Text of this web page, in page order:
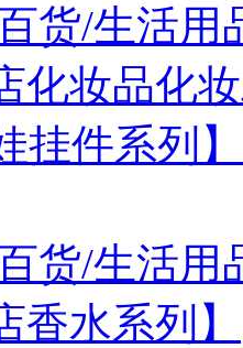
货/生活
化妆品化
挂件系列】
货/生活
香水系列】